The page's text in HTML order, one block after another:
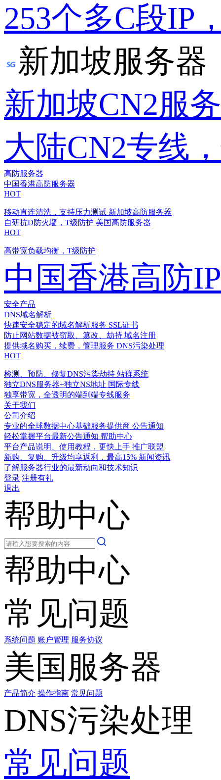
253个多C段IP
新加坡服务器
新加坡CN2服
大陆CN2专线
高防服务器
中国香港高防服务器
HOT
移动直连清洗，支持压力测试 新加坡高防服务器
自研抗D防火墙，T级防护 美国高防服务器
HOT
高带宽负载均衡，T级防护
中国香港高防IP
安全产品
DNS域名解析
快速安全稳定的域名解析服务 SSL证书
防止网站数据被窃取、篡改、劫持 域名注册
提供域名购买，续费，管理服务 DNS污染处理
HOT
检测、预防、修复DNS污染劫持 站群系统
独立DNS服务器+独立NS地址 国际专线
独享带宽，全透明的端到端专线服务
关于我们
公司介绍
专业的全球数据中心基础服务提供商 公告通知
轻松掌握平台最新公告通知 帮助中心
平台产品说明、使用教程，更快上手 推广联盟
新购、复购、升级均享返利，最高15% 新闻资讯
了解服务器行业的最新动向和技术知识
登录 注册有礼
退出
帮助中心
帮助中心
常见问题
系统问题 账户管理 服务协议
美国服务器
产品简介 操作指南 常见问题
DNS污染处理
常见问题